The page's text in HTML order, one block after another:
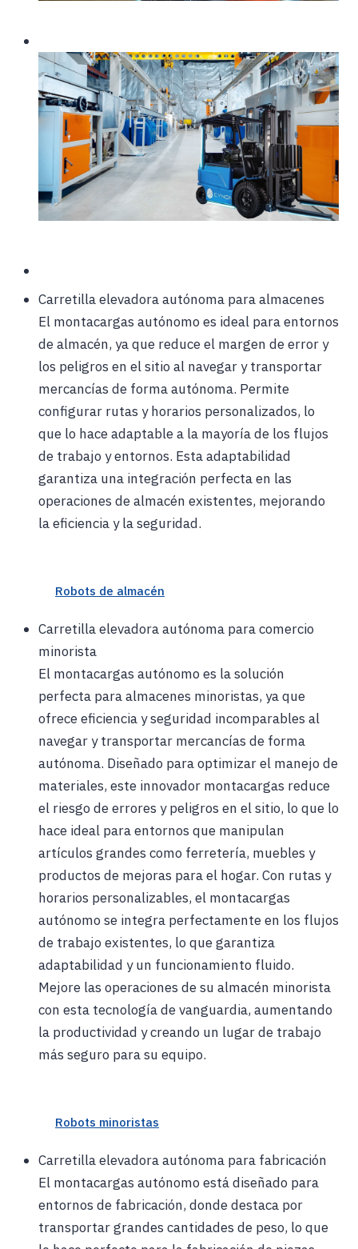
Carretilla elevadora autónoma para almacenes
El montacargas autónomo es ideal para entornos
de almacén, ya que reduce el margen de error y
los peligros en el sitio al navegar y transportar
mercancías de forma autónoma. Permite
configurar rutas y horarios personalizados, lo
que lo hace adaptable a la mayoría de los flujos
de trabajo y entornos. Esta adaptabilidad
garantiza una integración perfecta en las
operaciones de almacén existentes, mejorando
la eficiencia y la seguridad.
Robots de almacén
Carretilla elevadora autónoma para comercio
minorista
El montacargas autónomo es la solución
perfecta para almacenes minoristas, ya que
ofrece eficiencia y seguridad incomparables al
navegar y transportar mercancías de forma
autónoma. Diseñado para optimizar el manejo de
materiales, este innovador montacargas reduce
el riesgo de errores y peligros en el sitio, lo que lo
hace ideal para entornos que manipulan
artículos grandes como ferretería, muebles y
productos de mejoras para el hogar. Con rutas y
horarios personalizables, el montacargas
autónomo se integra perfectamente en los flujos
de trabajo existentes, lo que garantiza
adaptabilidad y un funcionamiento fluido.
Mejore las operaciones de su almacén minorista
con esta tecnología de vanguardia, aumentando
la productividad y creando un lugar de trabajo
más seguro para su equipo.
Robots minoristas
Carretilla elevadora autónoma para fabricación
El montacargas autónomo está diseñado para
entornos de fabricación, donde destaca por
transportar grandes cantidades de peso, lo que